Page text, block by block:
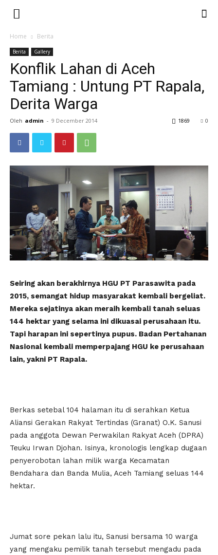
Home Berita
Berita Gallery
Konflik Lahan di Aceh
Tamiang : Untung PT Rapala,
Derita Warga
Oleh admin - 9 December 2014 0
1869
Seiring akan berakhirnya HGU PT Parasawita pada
2015, semangat hidup masyarakat kembali bergeliat.
Mereka sejatinya akan meraih kembali tanah seluas
144 hektar yang selama ini dikuasai perusahaan itu.
Tapi harapan ini sepertinya pupus. Badan Pertahanan
Nasional kembali memperpajang HGU ke perusahaan
lain, yakni PT Rapala.
Berkas setebal 104 halaman itu di serahkan Ketua
Aliansi Gerakan Rakyat Tertindas (Granat) O.K. Sanusi
pada anggota Dewan Perwakilan Rakyat Aceh (DPRA)
Teuku Irwan Djohan. Isinya, kronologis lengkap dugaan
penyerobotan lahan milik warga Kecamatan
Bendahara dan Banda Mulia, Aceh Tamiang seluas 144
hektar.
Jumat sore pekan lalu itu, Sanusi bersama 10 warga
yang mengaku pemilik tanah tersebut mengadu pada